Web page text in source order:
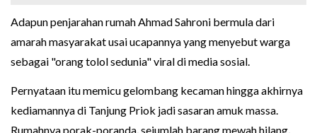
Adapun penjarahan rumah Ahmad Sahroni bermula dari
amarah masyarakat usai ucapannya yang menyebut warga
sebagai "orang tolol sedunia" viral di media sosial.
Pernyataan itu memicu gelombang kecaman hingga akhirnya
kediamannya di Tanjung Priok jadi sasaran amuk massa.
Rumahnya porak-poranda, sejumlah barang mewah hilang,